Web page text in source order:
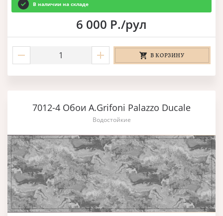
В наличии на складе
6 000 Р./рул
В КОРЗИНУ
7012-4 Обои A.Grifoni Palazzo Ducale
Водостойкие